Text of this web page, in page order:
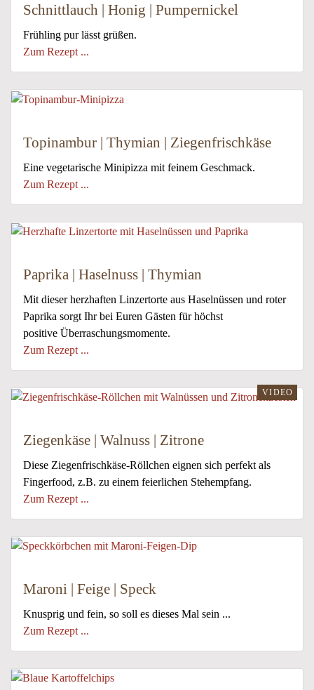
Schnittlauch | Honig | Pumpernickel
Frühling pur lässt grüßen.
Zum Rezept ...
Topinambur | Thymian | Ziegenfrischkäse
Eine vegetarische Minipizza mit feinem Geschmack.
Zum Rezept ...
Paprika | Haselnuss | Thymian
Mit dieser herzhaften Linzertorte aus Haselnüssen und roter
Paprika sorgt Ihr bei Euren Gästen für höchst
positive Überraschungsmomente.
Zum Rezept ...
VIDEO
Ziegenkäse | Walnuss | Zitrone
Diese Ziegenfrischkäse-Röllchen eignen sich perfekt als
Fingerfood, z.B. zu einem feierlichen Stehempfang.
Zum Rezept ...
Maroni | Feige | Speck
Knusprig und fein, so soll es dieses Mal sein ...
Zum Rezept ...